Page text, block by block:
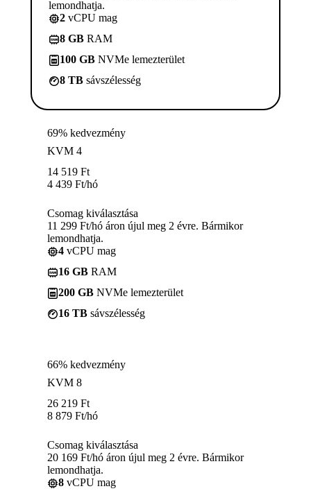
lemondhatja.
2 vCPU mag
8 GB RAM
100 GB NVMe lemezterület
8 TB sávszélesség
69% kedvezmény
KVM 4
14 519 Ft
4 439 Ft/hó
Csomag kiválasztása
11 299 Ft/hó áron újul meg 2 évre. Bármikor
lemondhatja.
4 vCPU mag
16 GB RAM
200 GB NVMe lemezterület
16 TB sávszélesség
66% kedvezmény
KVM 8
26 219 Ft
8 879 Ft/hó
Csomag kiválasztása
20 169 Ft/hó áron újul meg 2 évre. Bármikor
lemondhatja.
8 vCPU mag